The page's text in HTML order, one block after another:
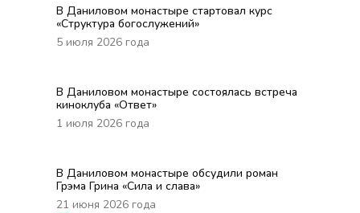
В Даниловом монастыре стартовал курс
«Структура богослужений»
5 июля 2026 года
В Даниловом монастыре состоялась встреча
киноклуба «Ответ»
1 июля 2026 года
В Даниловом монастыре обсудили роман
Грэма Грина «Сила и слава»
21 июня 2026 года